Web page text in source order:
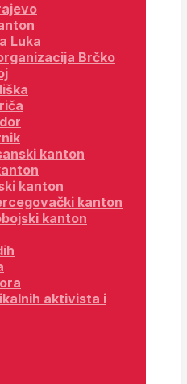
Luka
Brčko
kanton
kanton
kanton
kanton
aktivista i